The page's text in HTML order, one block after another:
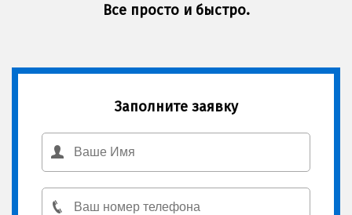
Все просто и быстро.
Заполните заявку